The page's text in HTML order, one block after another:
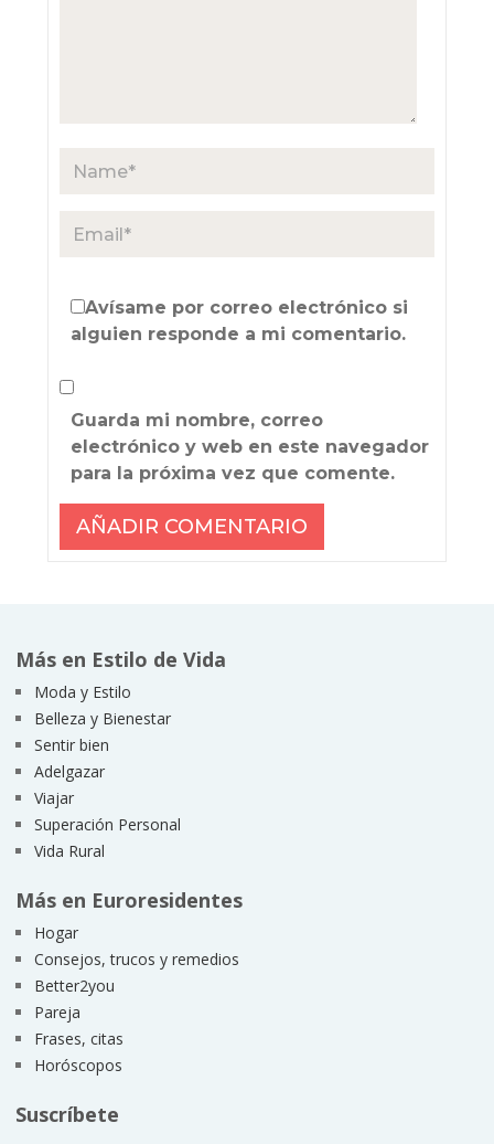
Avísame por correo electrónico si
alguien responde a mi comentario.
Guarda mi nombre, correo
electrónico y web en este navegador
para la próxima vez que comente.
Más en Estilo de Vida
Moda y Estilo
Belleza y Bienestar
Sentir bien
Adelgazar
Viajar
Superación Personal
Vida Rural
Más en Euroresidentes
Hogar
Consejos, trucos y remedios
Better2you
Pareja
Frases, citas
Horóscopos
Suscríbete